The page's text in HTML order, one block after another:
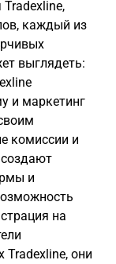
каждый из
выглядеть:
и маркетинг
комиссии и
и
на
Tradexline, они